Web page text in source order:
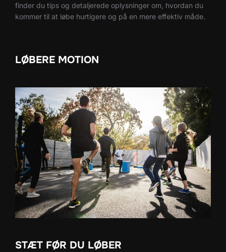
finder du tips og detaljerede oplysninger om, hvordan du
kommer til at løbe hurtigere og på en mere effektiv måde.
LØBERE MOTION
STÆT FØR DU LØBER